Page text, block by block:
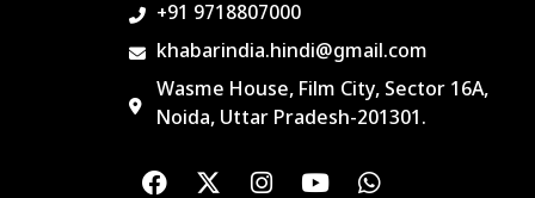
+91 9718807000
khabarindia.hindi@gmail.com
Wasme House, Film City, Sector 16A,
Noida, Uttar Pradesh-201301.